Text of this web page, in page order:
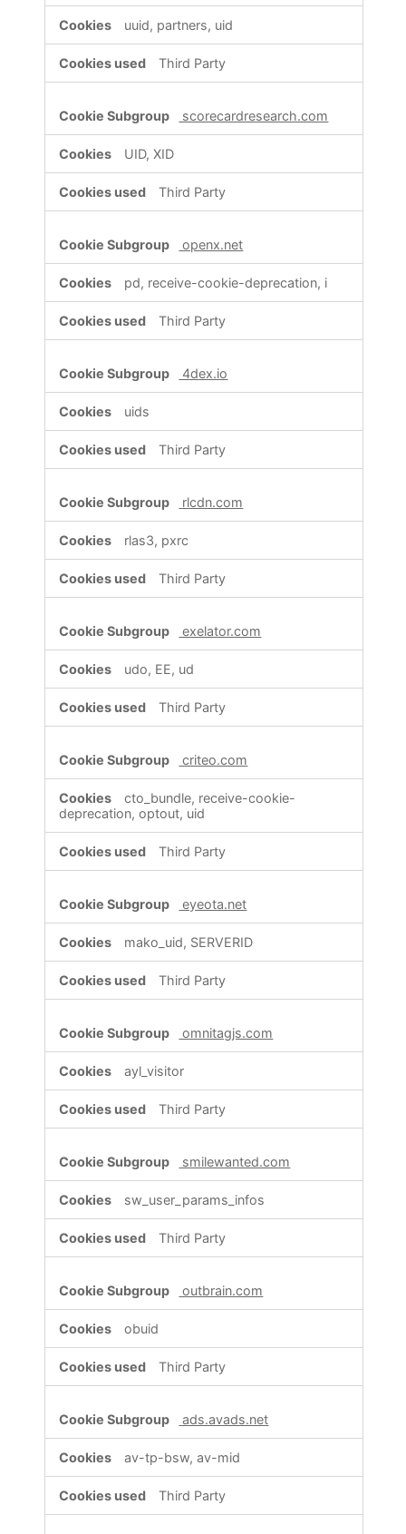
uuid, partners, uid
Third Party
scorecardresearch.com
UID, XID
Third Party
openx.net
pd, receive-cookie-deprecation, i
Third Party
4dex.io
uids
Third Party
rlcdn.com
rlas3, pxrc
Third Party
exelator.com
udo, EE, ud
Third Party
criteo.com
cto_bundle, receive-cookie-
deprecation, optout, uid
Third Party
eyeota.net
mako_uid, SERVERID
Third Party
omnitagjs.com
ayl_visitor
Third Party
smilewanted.com
sw_user_params_infos
Third Party
outbrain.com
obuid
Third Party
ads.avads.net
av-tp-bsw, av-mid
Third Party